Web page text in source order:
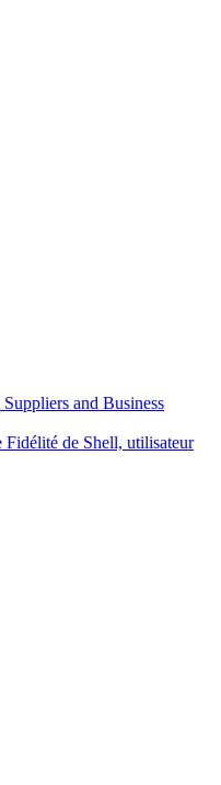
and Business
de Shell, utilisateur